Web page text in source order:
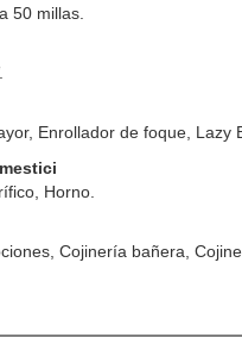
50 millas.
Enrollador de foque, Lazy
Horno.
Cojinería bañera,